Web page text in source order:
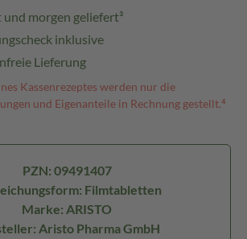
morgen geliefert³
inklusive
Lieferung
Kassenrezeptes werden nur die
und Eigenanteile in Rechnung gestellt.⁴
PZN: 09491407
Filmtabletten
Marke: ARISTO
Aristo Pharma GmbH